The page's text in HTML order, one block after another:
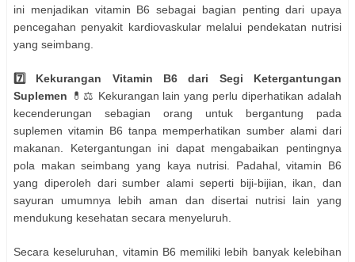
ini menjadikan vitamin B6 sebagai bagian penting dari upaya
pencegahan penyakit kardiovaskular melalui pendekatan nutrisi
yang seimbang.
7️⃣ Kekurangan Vitamin B6 dari Segi Ketergantungan
Suplemen 💊⚖️ Kekurangan lain yang perlu diperhatikan adalah
kecenderungan sebagian orang untuk bergantung pada
suplemen vitamin B6 tanpa memperhatikan sumber alami dari
makanan. Ketergantungan ini dapat mengabaikan pentingnya
pola makan seimbang yang kaya nutrisi. Padahal, vitamin B6
yang diperoleh dari sumber alami seperti biji-bijian, ikan, dan
sayuran umumnya lebih aman dan disertai nutrisi lain yang
mendukung kesehatan secara menyeluruh.
Secara keseluruhan, vitamin B6 memiliki lebih banyak kelebihan